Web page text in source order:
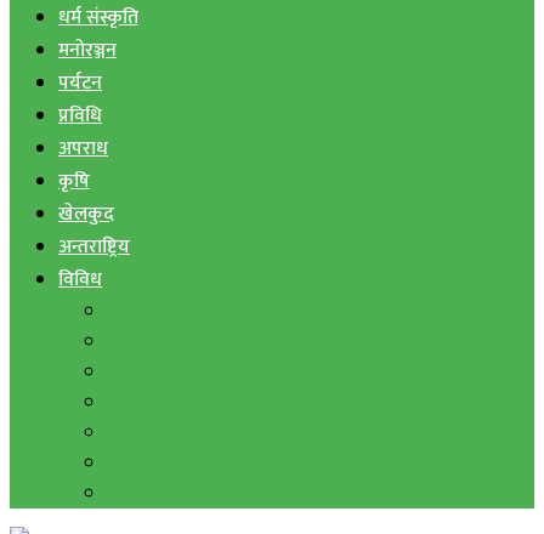
धर्म संस्कृति
मनोरञ्जन
पर्यटन
प्रविधि
अपराध
कृषि
खेलकुद
अन्तराष्ट्रिय
विविध